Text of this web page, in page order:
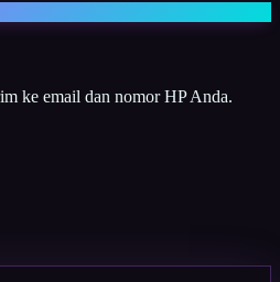
ke email dan nomor HP Anda.